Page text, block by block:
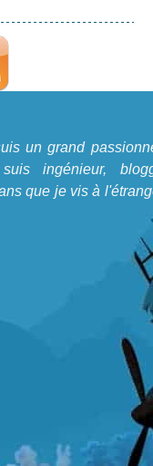
passionné de
bloggeur,
ans que je vis à
libre !
un grand
ingénieur,
que je vis à